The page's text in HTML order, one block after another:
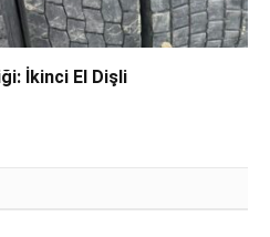
İkinci El Dişli